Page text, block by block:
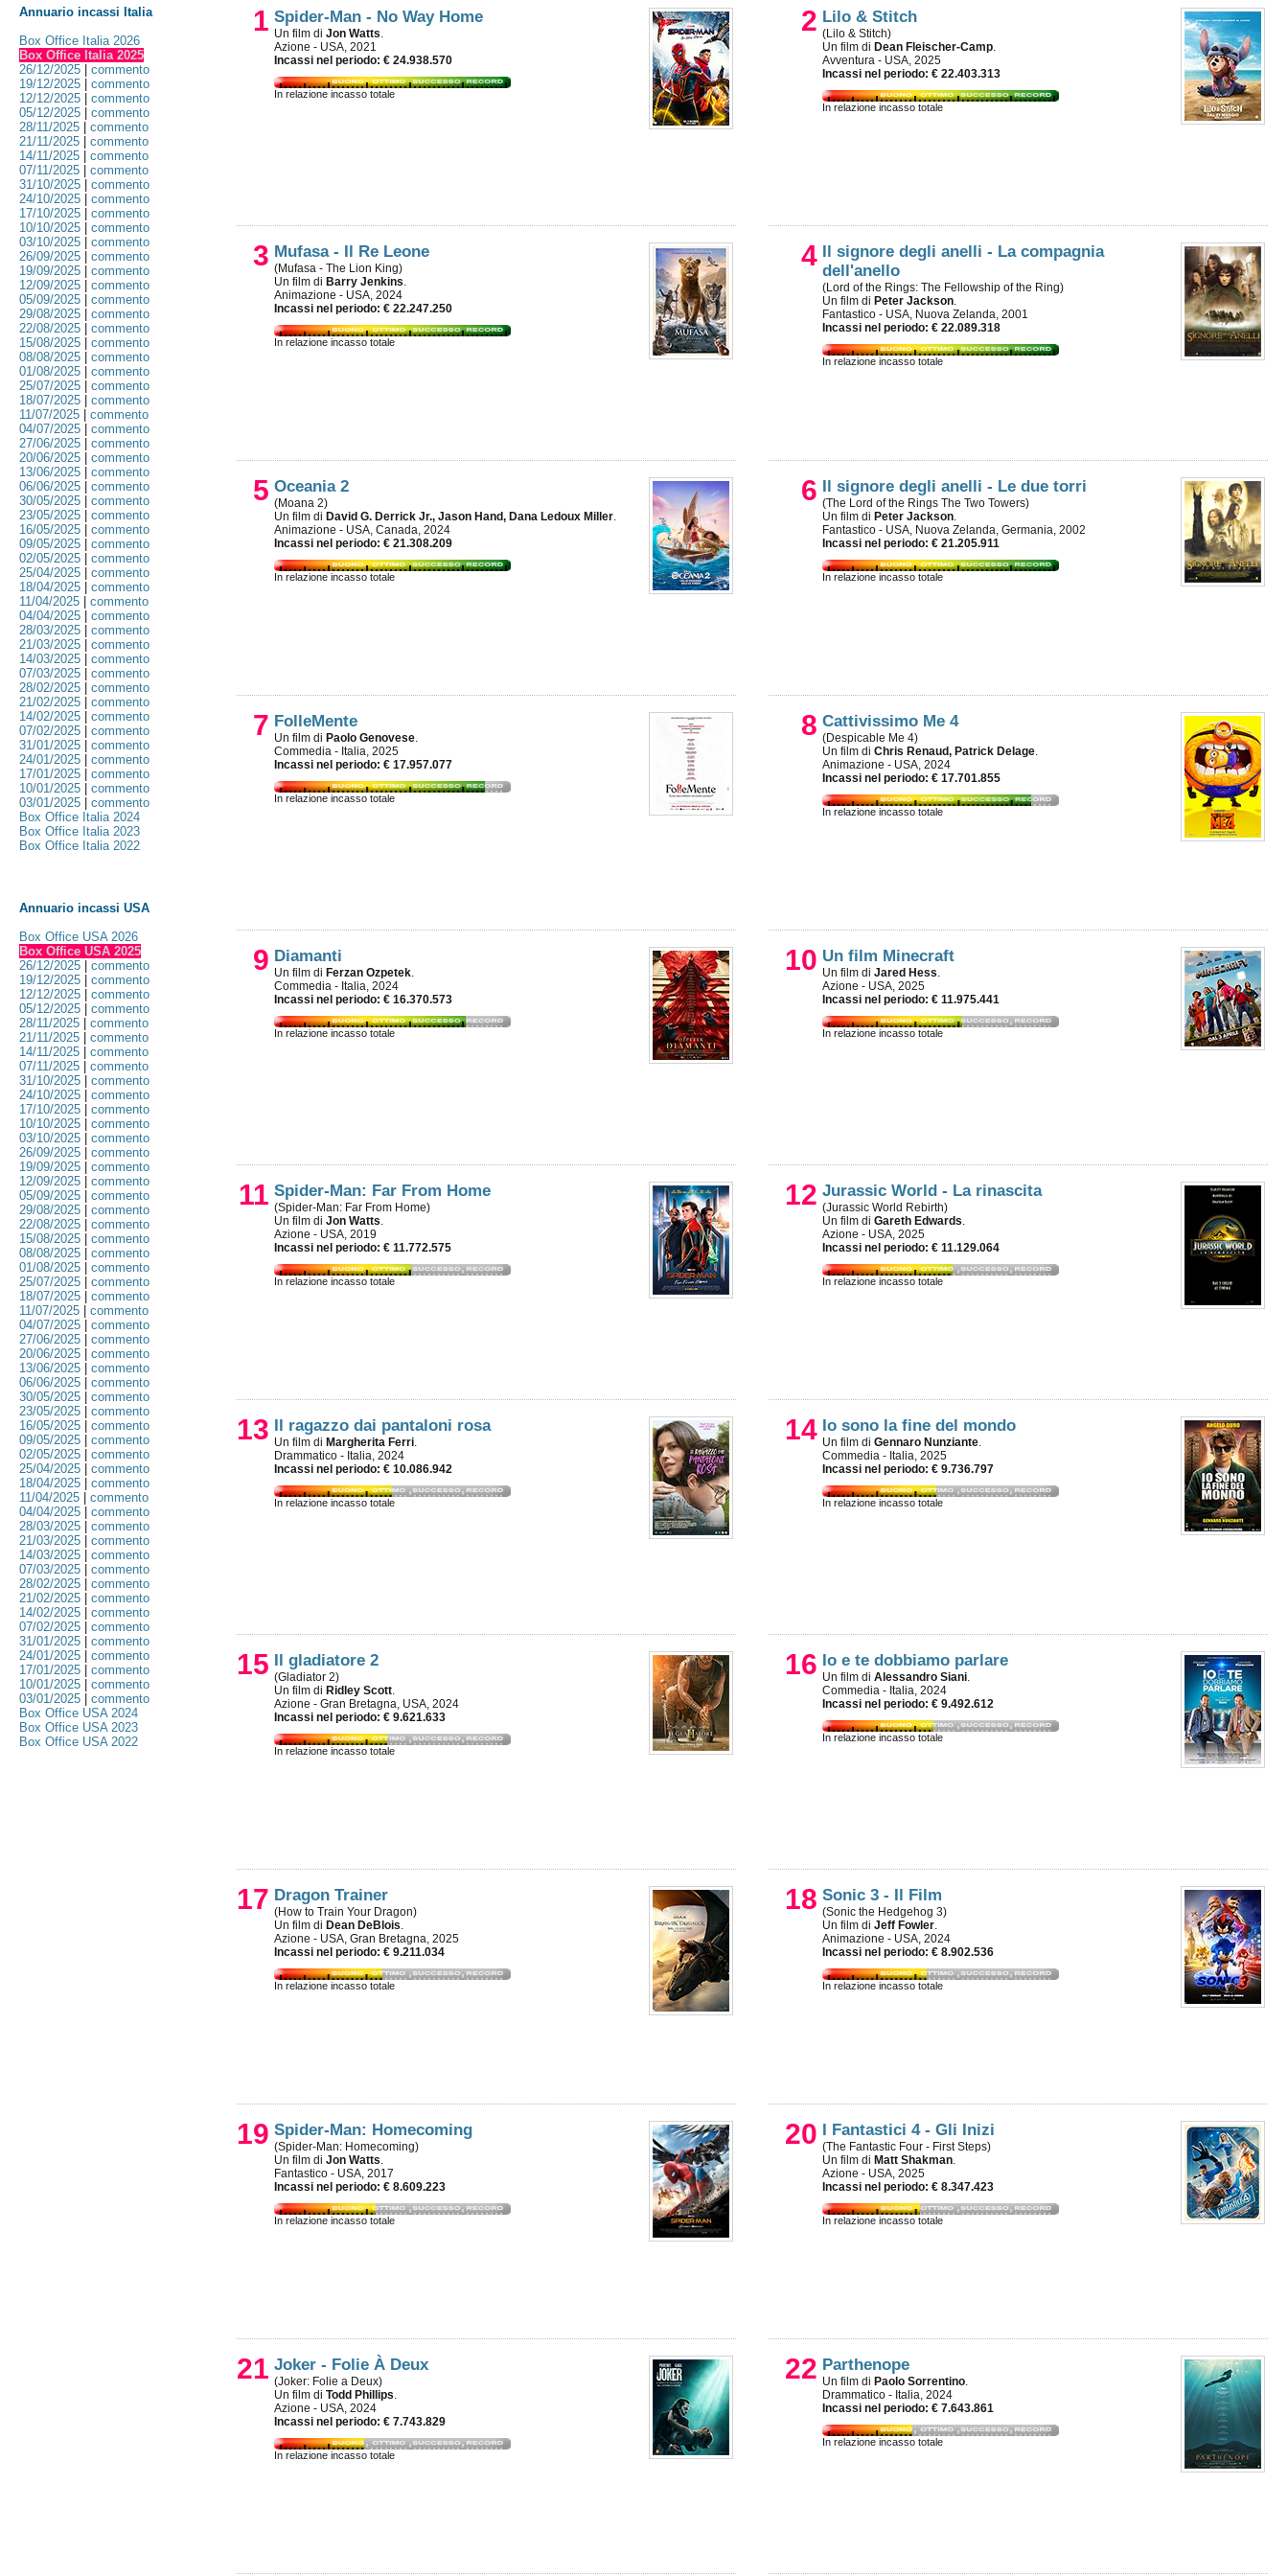
Annuario incassi Italia
Box Office Italia 2026
Box Office Italia 2025
26/12/2025 |commento
19/12/2025 |commento
12/12/2025 |commento
05/12/2025 |commento
28/11/2025 |commento
21/11/2025 |commento
14/11/2025 |commento
07/11/2025 |commento
31/10/2025 |commento
24/10/2025 |commento
17/10/2025 |commento
10/10/2025 |commento
03/10/2025 |commento
26/09/2025 |commento
19/09/2025 |commento
12/09/2025 |commento
05/09/2025 |commento
29/08/2025 |commento
22/08/2025 |commento
15/08/2025 |commento
08/08/2025 |commento
01/08/2025 |commento
25/07/2025 |commento
18/07/2025 |commento
11/07/2025 |commento
04/07/2025 |commento
27/06/2025 |commento
20/06/2025 |commento
13/06/2025 |commento
06/06/2025 |commento
30/05/2025 |commento
23/05/2025 |commento
16/05/2025 |commento
09/05/2025 |commento
02/05/2025 |commento
25/04/2025 |commento
18/04/2025 |commento
11/04/2025 |commento
04/04/2025 |commento
28/03/2025 |commento
21/03/2025 |commento
14/03/2025 |commento
07/03/2025 |commento
28/02/2025 |commento
21/02/2025 |commento
14/02/2025 |commento
07/02/2025 |commento
31/01/2025 |commento
24/01/2025 |commento
17/01/2025 |commento
10/01/2025 |commento
03/01/2025 |commento
Box Office Italia 2024
Box Office Italia 2023
Box Office Italia 2022
Annuario incassi USA
Box Office USA 2026
Box Office USA 2025
26/12/2025 |commento
19/12/2025 |commento
12/12/2025 |commento
05/12/2025 |commento
28/11/2025 |commento
21/11/2025 |commento
14/11/2025 |commento
07/11/2025 |commento
31/10/2025 |commento
24/10/2025 |commento
17/10/2025 |commento
10/10/2025 |commento
03/10/2025 |commento
26/09/2025 |commento
19/09/2025 |commento
12/09/2025 |commento
05/09/2025 |commento
29/08/2025 |commento
22/08/2025 |commento
15/08/2025 |commento
08/08/2025 |commento
01/08/2025 |commento
25/07/2025 |commento
18/07/2025 |commento
11/07/2025 |commento
04/07/2025 |commento
27/06/2025 |commento
20/06/2025 |commento
13/06/2025 |commento
06/06/2025 |commento
30/05/2025 |commento
23/05/2025 |commento
16/05/2025 |commento
09/05/2025 |commento
02/05/2025 |commento
25/04/2025 |commento
18/04/2025 |commento
11/04/2025 |commento
04/04/2025 |commento
28/03/2025 |commento
21/03/2025 |commento
14/03/2025 |commento
07/03/2025 |commento
28/02/2025 |commento
21/02/2025 |commento
14/02/2025 |commento
07/02/2025 |commento
31/01/2025 |commento
24/01/2025 |commento
17/01/2025 |commento
10/01/2025 |commento
03/01/2025 |commento
Box Office USA 2024
Box Office USA 2023
Box Office USA 2022
1 Spider-Man - No Way Home
Un film di Jon Watts.
Azione - USA, 2021
Incassi nel periodo: € 24.938.570
In relazione incasso totale
3 Mufasa - Il Re Leone
(Mufasa - The Lion King)
Un film di Barry Jenkins.
Animazione - USA, 2024
Incassi nel periodo: € 22.247.250
In relazione incasso totale
5 Oceania 2
(Moana 2)
Un film di David G. Derrick Jr., Jason Hand, Dana Ledoux Miller.
Animazione - USA, Canada, 2024
Incassi nel periodo: € 21.308.209
In relazione incasso totale
7 FolleMente
Un film di Paolo Genovese.
Commedia - Italia, 2025
Incassi nel periodo: € 17.957.077
In relazione incasso totale
9 Diamanti
Un film di Ferzan Ozpetek.
Commedia - Italia, 2024
Incassi nel periodo: € 16.370.573
In relazione incasso totale
11 Spider-Man: Far From Home
(Spider-Man: Far From Home)
Un film di Jon Watts.
Azione - USA, 2019
Incassi nel periodo: € 11.772.575
In relazione incasso totale
13 Il ragazzo dai pantaloni rosa
Un film di Margherita Ferri.
Drammatico - Italia, 2024
Incassi nel periodo: € 10.086.942
In relazione incasso totale
15 Il gladiatore 2
(Gladiator 2)
Un film di Ridley Scott.
Azione - Gran Bretagna, USA, 2024
Incassi nel periodo: € 9.621.633
In relazione incasso totale
17 Dragon Trainer
(How to Train Your Dragon)
Un film di Dean DeBlois.
Azione - USA, Gran Bretagna, 2025
Incassi nel periodo: € 9.211.034
In relazione incasso totale
19 Spider-Man: Homecoming
(Spider-Man: Homecoming)
Un film di Jon Watts.
Fantastico - USA, 2017
Incassi nel periodo: € 8.609.223
In relazione incasso totale
21 Joker - Folie À Deux
(Joker: Folie a Deux)
Un film di Todd Phillips.
Azione - USA, 2024
Incassi nel periodo: € 7.743.829
In relazione incasso totale
2 Lilo & Stitch
(Lilo & Stitch)
Un film di Dean Fleischer-Camp.
Avventura - USA, 2025
Incassi nel periodo: € 22.403.313
In relazione incasso totale
4 Il signore degli anelli - La compagnia
dell'anello
(Lord of the Rings: The Fellowship of the Ring)
Un film di Peter Jackson.
Fantastico - USA, Nuova Zelanda, 2001
Incassi nel periodo: € 22.089.318
In relazione incasso totale
6 Il signore degli anelli - Le due torri
(The Lord of the Rings The Two Towers)
Un film di Peter Jackson.
Fantastico - USA, Nuova Zelanda, Germania, 2002
Incassi nel periodo: € 21.205.911
In relazione incasso totale
8 Cattivissimo Me 4
(Despicable Me 4)
Un film diChris Renaud, Patrick Delage.
Animazione - USA, 2024
Incassi nel periodo: € 17.701.855
In relazione incasso totale
10 Un film Minecraft
Un film diJared Hess.
Azione - USA, 2025
Incassi nel periodo: € 11.975.441
In relazione incasso totale
12 Jurassic World - La rinascita
(Jurassic World Rebirth)
Un film diGareth Edwards.
Azione - USA, 2025
Incassi nel periodo: € 11.129.064
In relazione incasso totale
14 Io sono la fine del mondo
Un film diGennaro Nunziante.
Commedia - Italia, 2025
Incassi nel periodo: € 9.736.797
In relazione incasso totale
16 Io e te dobbiamo parlare
Un film diAlessandro Siani.
Commedia - Italia, 2024
Incassi nel periodo: € 9.492.612
In relazione incasso totale
18 Sonic 3 - Il Film
(Sonic the Hedgehog 3)
Un film diJeff Fowler.
Animazione - USA, 2024
Incassi nel periodo: € 8.902.536
In relazione incasso totale
20 I Fantastici 4 - Gli Inizi
(The Fantastic Four - First Steps)
Un film di Matt Shakman.
Azione - USA, 2025
Incassi nel periodo: € 8.347.423
In relazione incasso totale
22 Parthenope
Un film di Paolo Sorrentino.
Drammatico - Italia, 2024
Incassi nel periodo: € 7.643.861
In relazione incasso totale